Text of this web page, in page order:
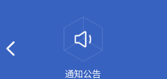
通知公告